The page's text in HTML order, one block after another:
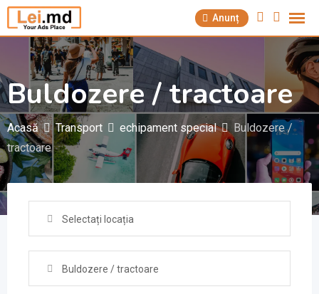
Săriți
la
conținut
Anunț
Buldozere / tractoare
Acasă Transport echipament special
Buldozere /
tractoare
Selectați locația
Buldozere / tractoare